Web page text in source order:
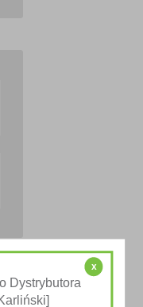
x
Dystrybutora